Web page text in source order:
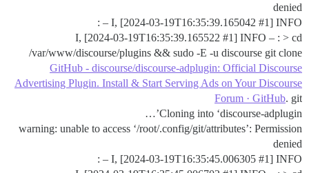
denied
I, [2024-03-19T16:35:39.165042 #1] INFO – :
I, [2024-03-19T16:35:39.165522 #1] INFO – : > cd
/var/www/discourse/plugins && sudo -E -u discourse git clone
GitHub - discourse/discourse-adplugin: Official Discourse
Advertising Plugin. Install & Start Serving Ads on Your Discourse
Forum · GitHub. git
Cloning into ‘discourse-adplugin’…
warning: unable to access ‘/root/.config/git/attributes’: Permission
denied
I, [2024-03-19T16:35:45.006305 #1] INFO – :